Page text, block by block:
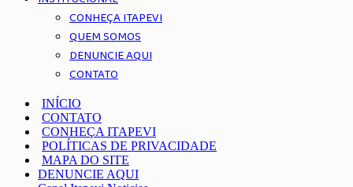
CONHEÇA ITAPEVI
QUEM SOMOS
DENUNCIE AQUI
CONTATO
INÍCIO
CONTATO
CONHEÇA ITAPEVI
POLÍTICAS DE PRIVACIDADE
MAPA DO SITE
DENUNCIE AQUI